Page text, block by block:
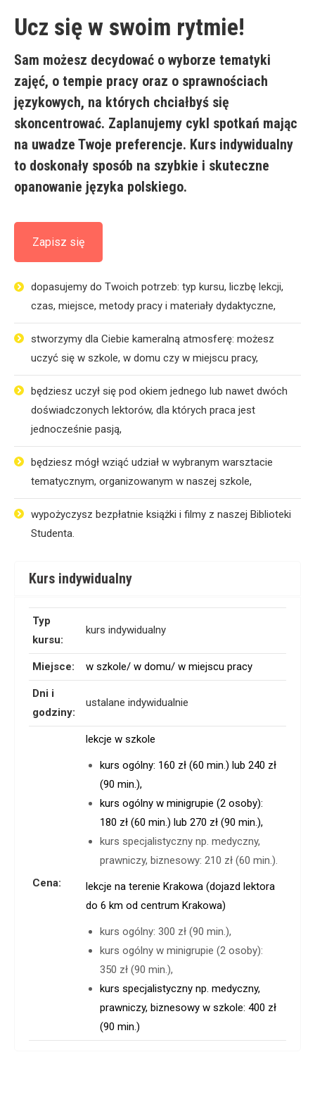
Ucz się w swoim rytmie!
Sam możesz decydować o wyborze tematyki
zajęć, o tempie pracy oraz o sprawnościach
językowych, na których chciałbyś się
skoncentrować. Zaplanujemy cykl spotkań mając
na uwadze Twoje preferencje. Kurs indywidualny
to doskonały sposób na szybkie i skuteczne
opanowanie języka polskiego.
Zapisz się
dopasujemy do Twoich potrzeb: typ kursu, liczbę lekcji,
czas, miejsce, metody pracy i materiały dydaktyczne,
stworzymy dla Ciebie kameralną atmosferę: możesz
uczyć się w szkole, w domu czy w miejscu pracy,
będziesz uczył się pod okiem jednego lub nawet dwóch
doświadczonych lektorów, dla których praca jest
jednocześnie pasją,
będziesz mógł wziąć udział w wybranym warsztacie
tematycznym, organizowanym w naszej szkole,
wypożyczysz bezpłatnie książki i filmy z naszej Biblioteki
Studenta.
Kurs indywidualny
Typ
kursu:
kurs indywidualny
Miejsce: w szkole/ w domu/ w miejscu pracy
Dni i
godziny:
ustalane indywidualnie
Cena:
lekcje w szkole
kurs ogólny: 160 zł (60 min.) lub 240 zł
(90 min.),
kurs ogólny w minigrupie (2 osoby):
180 zł (60 min.) lub 270 zł (90 min.),
kurs specjalistyczny np. medyczny,
prawniczy, biznesowy: 210 zł (60 min.).
lekcje na terenie Krakowa (dojazd lektora
do 6 km od centrum Krakowa)
kurs ogólny: 300 zł (90 min.),
kurs ogólny w minigrupie (2 osoby):
350 zł (90 min.),
kurs specjalistyczny np. medyczny,
prawniczy, biznesowy w szkole: 400 zł
(90 min.)